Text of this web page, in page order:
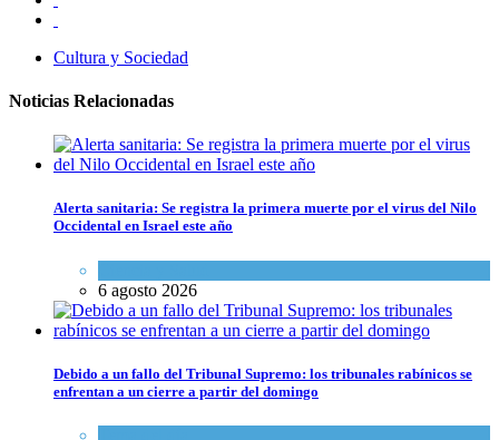
Cultura y Sociedad
Noticias Relacionadas
Alerta sanitaria: Se registra la primera muerte por el virus del Nilo
Occidental en Israel este año
6 agosto 2026
Debido a un fallo del Tribunal Supremo: los tribunales rabínicos se
enfrentan a un cierre a partir del domingo